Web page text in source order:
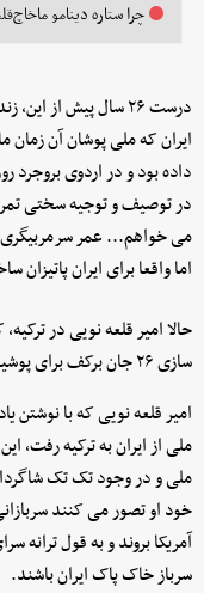
چرا ستاره دینامو
درست ۲۶ سال پیش از
ایران که ملی پوشان آن
داده بود و در اردوی
اما واقعا برای ایران پاتیزان
حالا امیر قلعه نویی در
سازی ۲۶ جان برکف برای پوشیدن پیراهن تیم ملی است.
امیر قلعه نویی که با نوشتن
ملی از ایران به ترکیه رفت،
ملی و در وجود تک تک
خود او تصور می کنند
آمریکا بروند و به قول ترانه
سرباز خاک پاک ایران باشند.